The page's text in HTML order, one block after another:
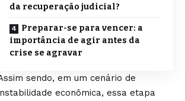
da recuperação judicial?
Preparar-se para vencer: a
importância de agir antes da
crise se agravar
sendo, em um cenário de
econômica, essa etapa